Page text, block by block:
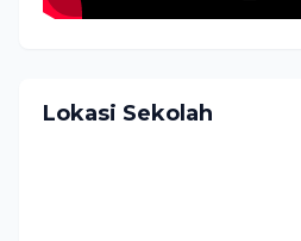
Lokasi Sekolah